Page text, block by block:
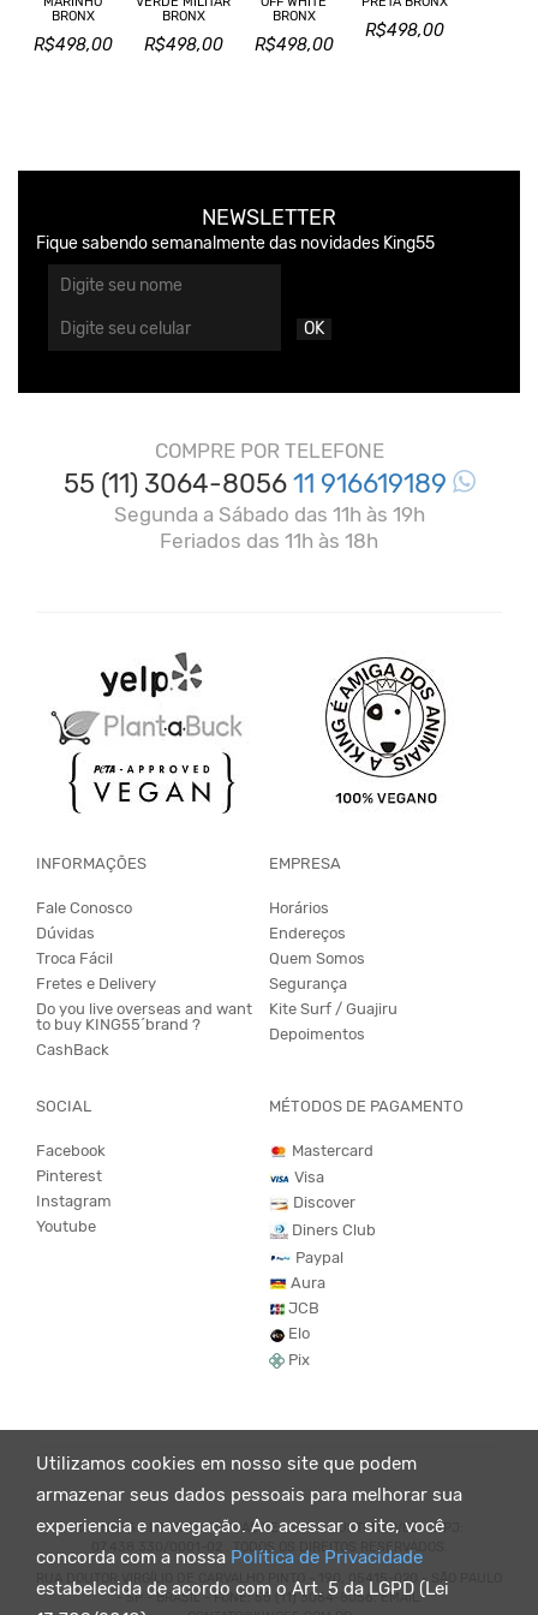
BRONX
R$498,00
BRONX
R$498,00
BRONX
R$498,00
R$498,00
Utilizamos cookies em nosso site que podem
armazenar seus dados pessoais para melhorar sua
experiencia e navegação. Ao acessar o site, você
concorda com a nossa Política de Privacidade
estabelecida de acordo com o Art. 5 da LGPD (Lei
NEWSLETTER
Fique sabendo semanalmente das novidades King55
OK
COMPRE POR TELEFONE
55 (11) 3064-805611 916619189
Segunda a Sábado das 11h às 19h
Feriados das 11h às 18h
INFORMAÇÕES
Fale Conosco
Dúvidas
Troca Fácil
Fretes e Delivery
Do you live overseas and want
to buy KING55´brand ?
CashBack
EMPRESA
Horários
Endereços
Quem Somos
Segurança
Kite Surf / Guajiru
Depoimentos
SOCIAL
Facebook
Pinterest
Instagram
Youtube
MÉTODOS DE PAGAMENTO
Mastercard
Visa
Discover
Diners Club
Paypal
Aura
JCB
Elo
Pix
© KING55 - LOJA DE ROUPAS VEGANO E SUSTENTÁVEL. CNPJ:
07.438.330/0001-02 . TODOS OS DIREITOS RESERVADOS.
RUA DOUTOR VIRGÍLIO DE CARVALHO PINTO - 190, 05415-020 - SÃO PAULO
- SP - BRASIL - FONE: 55 (11) 3064-8056. EMAIL: